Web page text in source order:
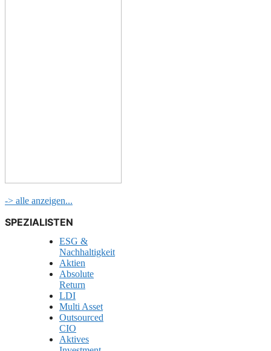
-> alle anzeigen...
SPEZIALISTEN
ESG &
Nachhaltigkeit
Aktien
Absolute
Return
LDI
Multi Asset
Outsourced
CIO
Aktives